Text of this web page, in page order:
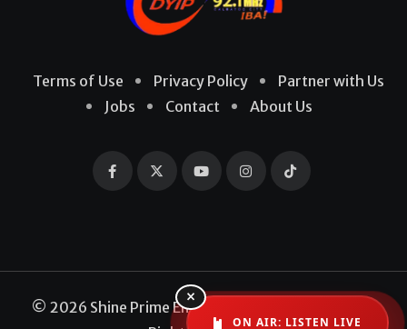
Terms of Use Privacy Policy
Partner with Us
Jobs
Contact About Us
© 2026 Shine Prime Entertainment Production. All
×
ON AIR: LISTEN LIVE